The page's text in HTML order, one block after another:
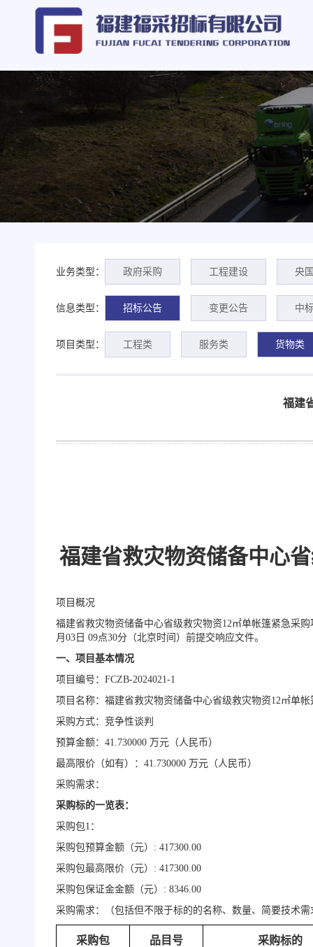
业务类型： 政府采购 工程建设 央
信息类型： 招标公告 变更公告 中
项目类型： 工程类 服务类 货物类
福建
福建省救灾物资储备中心
项目概况
福建省救灾物资储备中心省级救灾物资12㎡单帐篷紧急采
月03日 09点30分（北京时间）前提交响应文件。
一、项目基本情况
项目编号： FCZB-2024021-1
项目名称：福建省救灾物资储备中心省级救灾物资12㎡单
采购方式：竞争性谈判
预算金额： 41.730000 万元（人民币）
最高限价（如有）： 41.730000 万元（人民币）
采购需求：
采购标的一览表：
采购包1：
采购包预算金额（元） : 417300.00
采购包最高限价（元） : 417300.00
采购包保证金金额（元） : 8346.00
采购需求：（包括但不限于标的的名称、数量、简要技术
采购包 品目号 采购标的